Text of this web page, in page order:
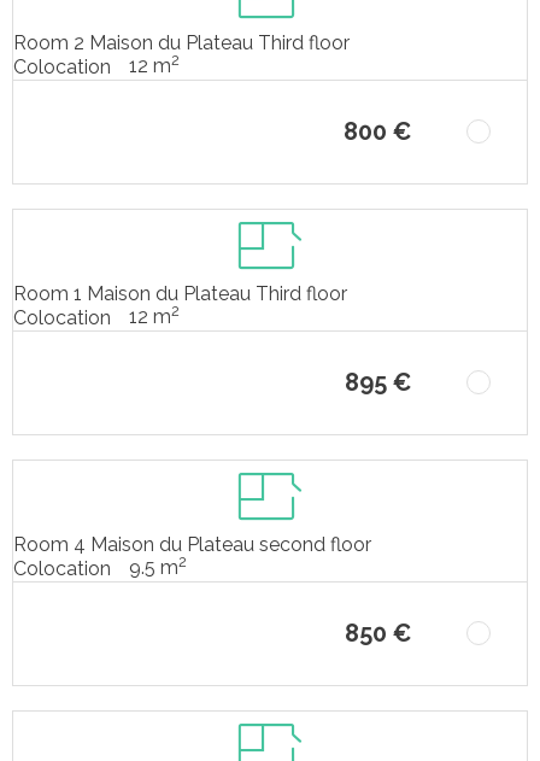
Room 2 Maison du Plateau Third floor
Colocation
12 m2
800 €
Room 1 Maison du Plateau Third floor
Colocation
12 m2
895 €
Room 4 Maison du Plateau second floor
Colocation
9.5 m2
850 €